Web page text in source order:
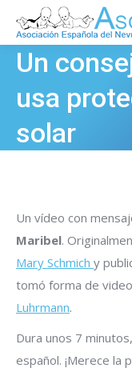
Un
usa
solar
Un vídeo con
Maribel.
Mary Schmich y
tomó forma de
Luhrmann.
Dura unos 7
español. ¡Merece la